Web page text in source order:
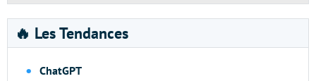
🔥 Les Tendances
ChatGPT